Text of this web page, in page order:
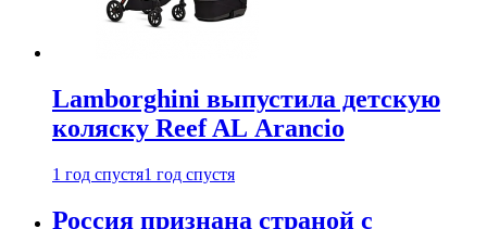
Lamborghini выпустила детскую
коляску Reef AL Arancio
1 год спустя1 год спустя
Россия признана страной с